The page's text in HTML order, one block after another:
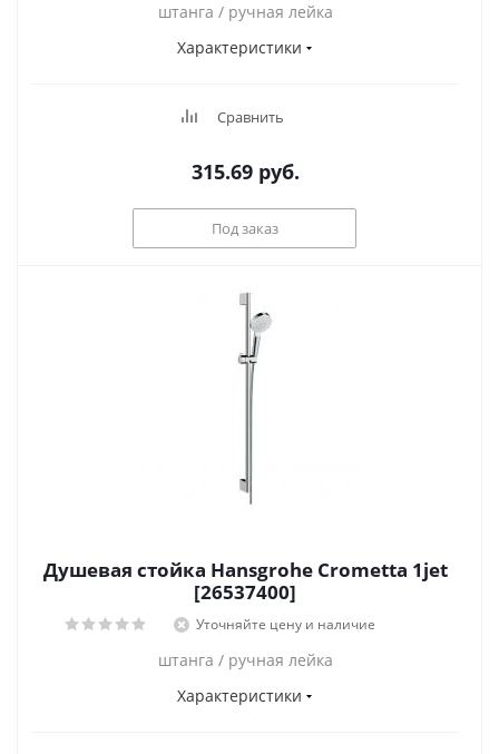
штанга / ручная лейка
Характеристики
Сравнить
315.69 руб.
Под заказ
Душевая стойка Hansgrohe Crometta 1jet
[26537400]
Уточняйте цену и наличие
штанга / ручная лейка
Характеристики